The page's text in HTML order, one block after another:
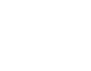
מבוססת
המושב האחורי,